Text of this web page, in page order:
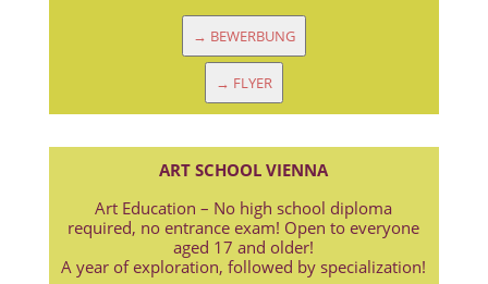
→ BEWERBUNG
→ FLYER
ART SCHOOL VIENNA
Art Education – No high school diploma
required, no entrance exam! Open to everyone
aged 17 and older!
A year of exploration, followed by specialization!